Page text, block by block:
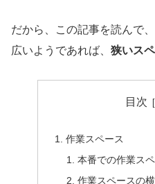
だから、この記事を読んで
広いようであれば、 狭いス
目次
作業スペース
本番での作業ス
作業スペースの